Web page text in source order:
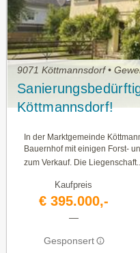
9071 Köttmannsdorf •
Köttmannsdorf!
In der Marktgemeinde
Bauernhof mit einigen Forst-
zum Verkauf. Die
Kaufpreis
€ 395.000,-
—
Gesponsert